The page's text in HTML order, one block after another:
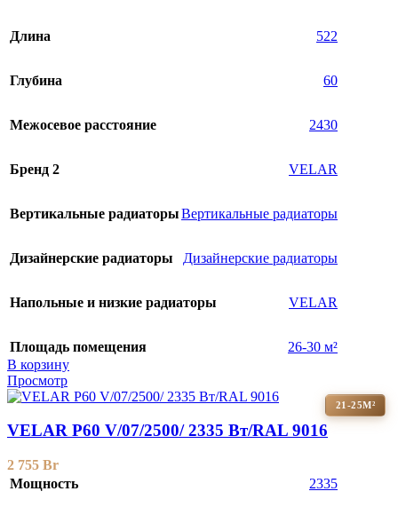
Длина 522
Глубина 60
Межосевое расстояние 2430
Бренд 2 VELAR
Вертикальные радиаторыВертикальные радиаторы
Дизайнерские радиаторы Дизайнерские радиаторы
Напольные и низкие радиаторы VELAR
Площадь помещения
26-30 м²
В корзину
Просмотр
21-25М²
VELAR P60 V/07/2500/ 2335 Bт/RAL 9016
2 755 Br
Мощность
2335